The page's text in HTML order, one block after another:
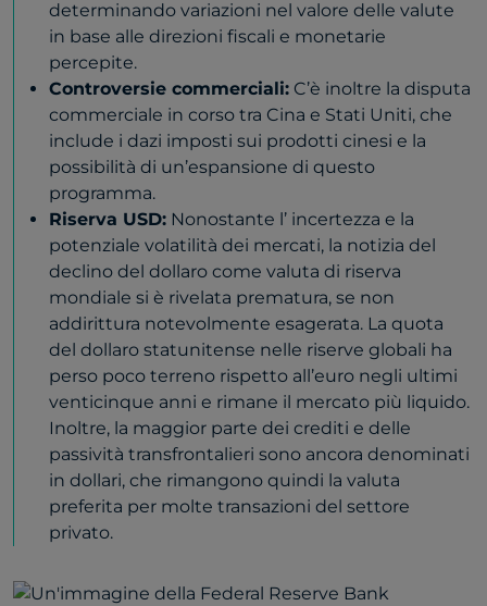
determinando variazioni nel valore delle valute
in base alle direzioni fiscali e monetarie
percepite.
Controversie commerciali: C’è inoltre la disputa
commerciale in corso tra Cina e Stati Uniti, che
include i dazi imposti sui prodotti cinesi e la
possibilità di un’espansione di questo
programma.
Riserva USD: Nonostante l’ incertezza e la
potenziale volatilità dei mercati, la notizia del
declino del dollaro come valuta di riserva
mondiale si è rivelata prematura, se non
addirittura notevolmente esagerata. La quota
del dollaro statunitense nelle riserve globali ha
perso poco terreno rispetto all’euro negli ultimi
venticinque anni e rimane il mercato più liquido.
Inoltre, la maggior parte dei crediti e delle
passività transfrontalieri sono ancora denominati
in dollari, che rimangono quindi la valuta
preferita per molte transazioni del settore
privato.